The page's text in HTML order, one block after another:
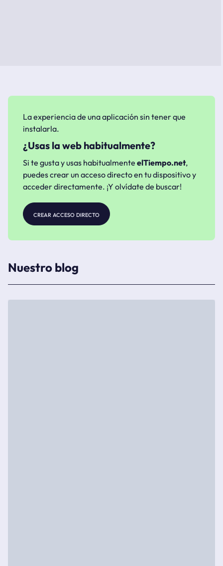
La experiencia de una aplicación sin tener que
instalarla.
¿Usas la web habitualmente?
Si te gusta y usas habitualmente elTiempo.net,
puedes crear un acceso directo en tu dispositivo y
acceder directamente. ¡Y olvídate de buscar!
crear acceso directo
Nuestro blog